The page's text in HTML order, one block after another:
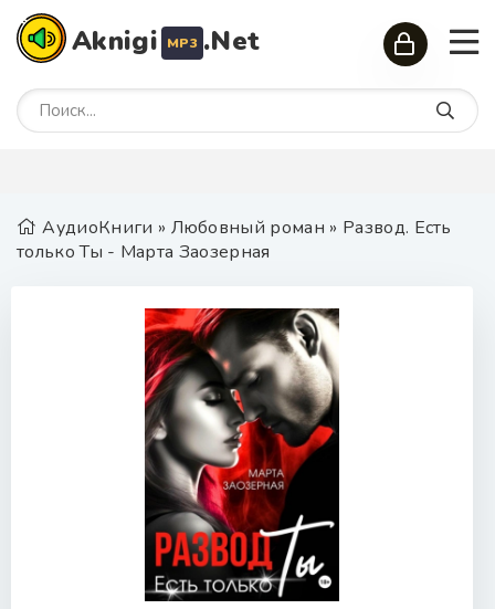
Aknigi MP3 .Net
АудиоКниги » Любовный роман » Развод. Есть
только Ты - Марта Заозерная